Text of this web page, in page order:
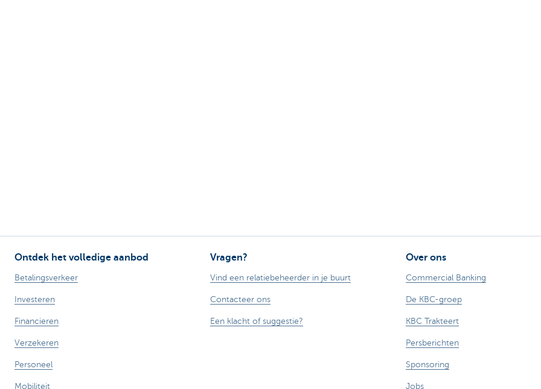
Ontdek het volledige aanbod
Betalingsverkeer
Investeren
Financieren
Verzekeren
Personeel
Mobiliteit
Vragen?
Vind een relatiebeheerder in je buurt
Contacteer ons
Een klacht of suggestie?
Over ons
Commercial Banking
De KBC-groep
KBC Trakteert
Persberichten
Sponsoring
Jobs